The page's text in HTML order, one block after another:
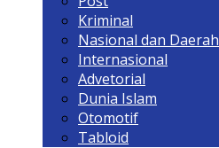
Kriminal
Nasional dan Daerah
Internasional
Advetorial
Dunia Islam
Otomotif
Tabloid